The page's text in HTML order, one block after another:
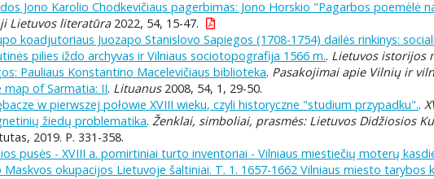
Jono Karolio Chodkevičiaus pagerbimas: Jono Horskio "Pagarbos poemėlė
Lietuvos literatūra2022, 54, 15-47.
koadjutoriaus Juozapo Stanislovo Sapiegos (1708-1754) dailės rinkinys:
pilies iždo archyvas ir Vilniaus sociotopografija 1566 m.. Lietuvos istorijos
Pauliaus Konstantino Macelevičiaus biblioteka. Pasakojimai apie Vilnių ir
map of Sarmatia: II. Lituanus2008, 54, 1, 29-50.
w pierwszej połowie XVIII wieku, czyli historyczne "studium przypadku"..
žiedų problematika. Ženklai, simboliai, prasmės: Lietuvos Didžiosios
2019. P. 331-358.
pusės - XVIII a. pomirtiniai turto inventoriai - Vilniaus miestiečių moterų
Maskvos okupacijos Lietuvoje šaltiniai. T. 1. 1657-1662 Vilniaus miesto tarybos